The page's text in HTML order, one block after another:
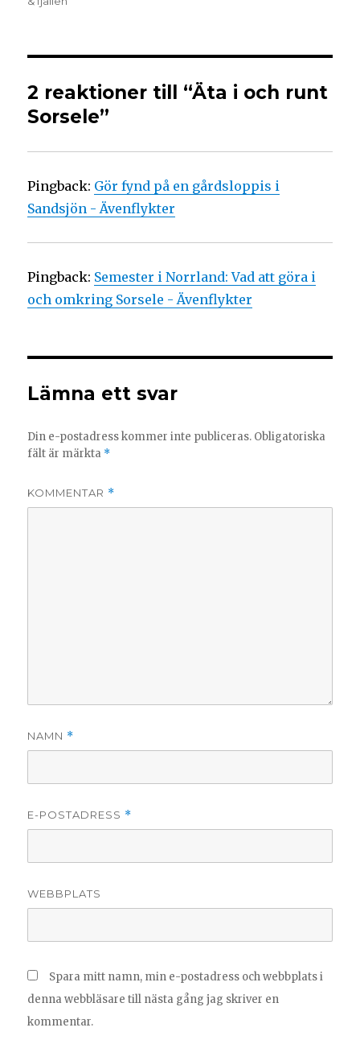
2 reaktioner till “Äta i och runt
Sorsele”
Pingback: Gör fynd på en gårdsloppis i
Sandsjön - Ävenflykter
Pingback: Semester i Norrland: Vad att göra i
och omkring Sorsele - Ävenflykter
Lämna ett svar
Din e-postadress kommer inte publiceras. Obligatoriska
fält är märkta *
KOMMENTAR *
NAMN *
E-POSTADRESS *
WEBBPLATS
Spara mitt namn, min e-postadress och webbplats i
denna webbläsare till nästa gång jag skriver en
kommentar.